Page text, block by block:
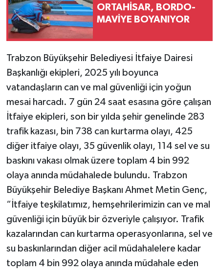
ORTAHİSAR, BORDO-
MAVİYE BOYANIYOR
Trabzon Büyükşehir Belediyesi İtfaiye Dairesi
Başkanlığı ekipleri, 2025 yılı boyunca
vatandaşların can ve mal güvenliği için yoğun
mesai harcadı. 7 gün 24 saat esasına göre çalışan
İtfaiye ekipleri, son bir yılda şehir genelinde 283
trafik kazası, bin 738 can kurtarma olayı, 425
diğer itfaiye olayı, 35 güvenlik olayı, 114 sel ve su
baskını vakası olmak üzere toplam 4 bin 992
olaya anında müdahalede bulundu. Trabzon
Büyükşehir Belediye Başkanı Ahmet Metin Genç,
“İtfaiye teşkilatımız, hemşehrilerimizin can ve mal
güvenliği için büyük bir özveriyle çalışıyor. Trafik
kazalarından can kurtarma operasyonlarına, sel ve
su baskınlarından diğer acil müdahalelere kadar
toplam 4 bin 992 olaya anında müdahale eden